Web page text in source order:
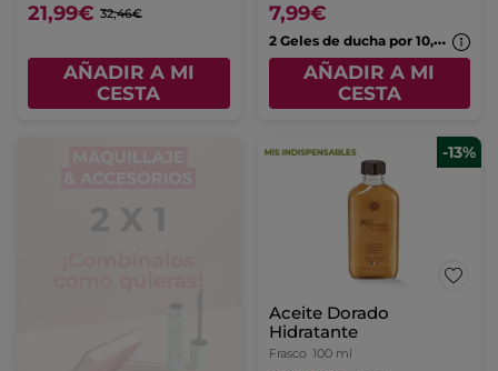
21,99€ 32,46€
AÑADIR A MI
CESTA
7,99€
2
Geles de ducha por 10,99€
AÑADIR A MI
CESTA
-13%
Aceite Dorado
Hidratante
Frasco 100 ml